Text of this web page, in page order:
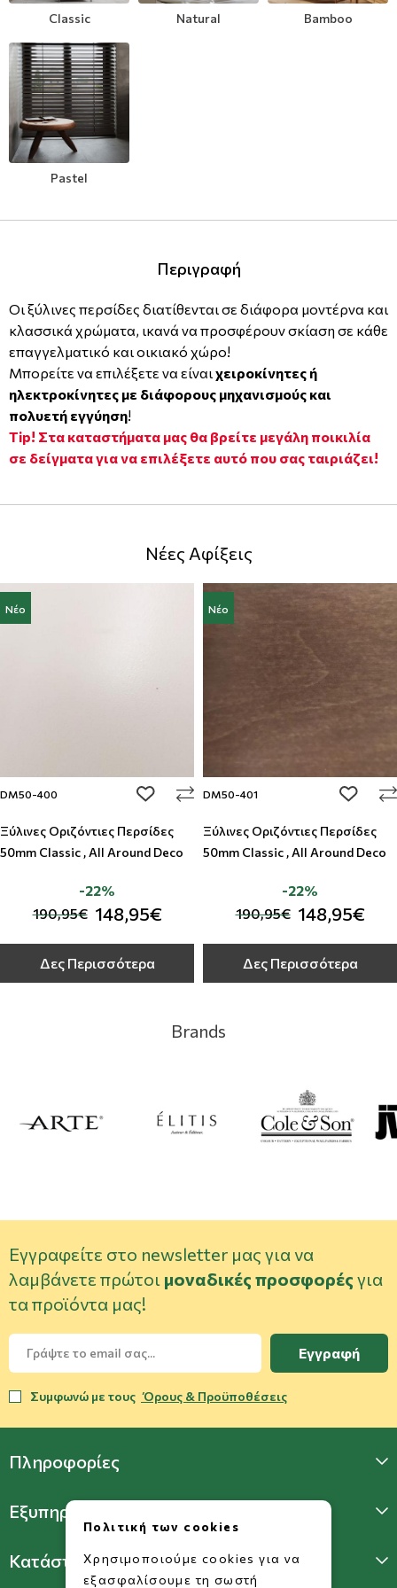
Classic Natural Bamboo
Pastel
Περιγραφή
Οι ξύλινες περσίδες διατίθενται σε διάφορα μοντέρνα και
κλασσικά χρώματα, ικανά να προσφέρουν σκίαση σε κάθε
επαγγελματικό και οικιακό χώρο!
Μπορείτε να επιλέξετε να είναιχειροκίνητες ή
ηλεκτροκίνητες με διάφορους μηχανισμούς και
πολυετή εγγύηση!
Tip! Στα καταστήματα μας θα βρείτε μεγάλη ποικιλία
σε δείγματα για να επιλέξετε αυτό που σας ταιριάζει!
Νέες Αφίξεις
Νέο
DM50-400 add to wishlist
Ξύλινες Οριζόντιες Περσίδες
50mm Classic , All Around Deco
190,95€ 148,95€
-22%
Δες Περισσότερα
Νέο
DM50-401 add to
Ξύλινες Οριζόντιες Περσίδες
50mm Classic , All Around Deco
190,95€ 148,95€
-22%
Δες Περισσότερα
Brands
Εγγραφείτε στο newsletter μας για να
λαμβάνετε πρώτοι μοναδικές προσφορές για
τα προϊόντα μας!
Εγγραφή
Συμφωνώ με τους Όρους & Προϋποθέσεις
Πληροφορίες
Εξυπηρέτηση Πελατών
Κατάστημα Γλυφάδας
Πολιτική των cookies
Χρησιμοποιούμε cookies για να
εξασφαλίσουμε τη σωστή
Μονόχρωμες
Βαφόμενες Ταπετσαρίες
Μπορντούρες
Απομίμηση Μέταλλο
Απομίμηση Πλακάκια
Απομίμηση Μωσαικό-Ψηφίδα
Ψηφιακή Εκτύπωση σε Ρολοκουρτίνα